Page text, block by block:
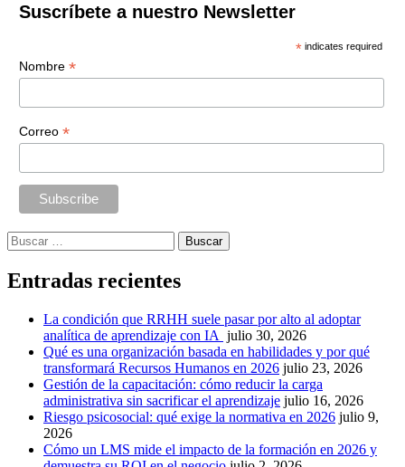
Suscríbete a nuestro Newsletter
* indicates required
Nombre *
Correo *
Buscar:
Entradas recientes
La condición que RRHH suele pasar por alto al adoptar
analítica de aprendizaje con IA julio 30, 2026
Qué es una organización basada en habilidades y por qué
transformará Recursos Humanos en 2026 julio 23, 2026
Gestión de la capacitación: cómo reducir la carga
administrativa sin sacrificar el aprendizaje julio 16, 2026
Riesgo psicosocial: qué exige la normativa en 2026 julio 9,
2026
Cómo un LMS mide el impacto de la formación en 2026 y